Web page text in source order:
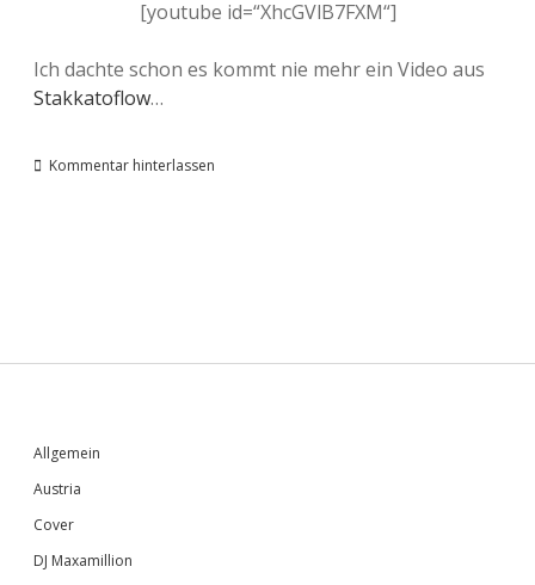
[youtube id=“XhcGVlB7FXM“]
Ich dachte schon es kommt nie mehr ein Video aus
Stakkatoflow…
Kommentar hinterlassen
Sidebar
Allgemein
Austria
Cover
DJ Maxamillion